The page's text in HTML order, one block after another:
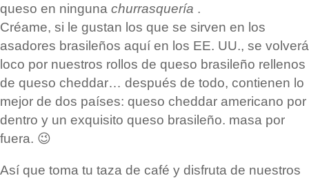
queso en ninguna churrasquería .
Créame, si le gustan los que se sirven en los
asadores brasileños aquí en los EE. UU., se volverá
loco por nuestros rollos de queso brasileño rellenos
de queso cheddar… después de todo, contienen lo
mejor de dos países: queso cheddar americano por
dentro y un exquisito queso brasileño. masa por
fuera. 😉
Así que toma tu taza de café y disfruta de nuestros